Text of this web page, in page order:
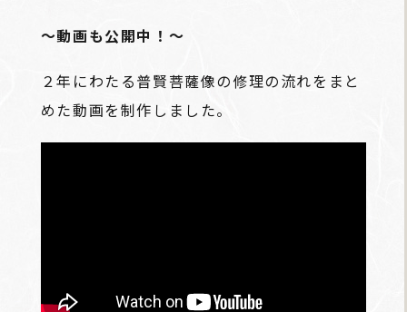
～動画も公開中！～
２年にわたる普賢菩薩像の修理の流れをまと
めた動画を制作しました。